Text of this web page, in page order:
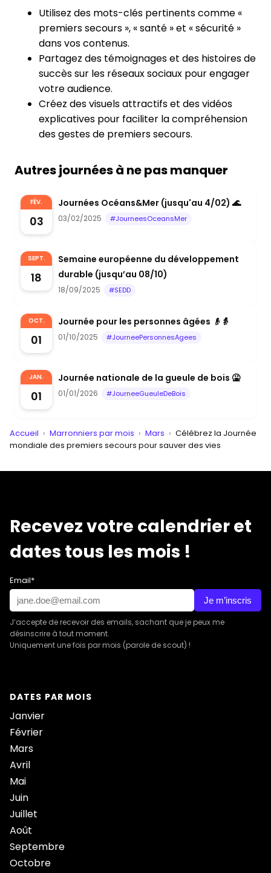
Utilisez des mots-clés pertinents comme «
premiers secours », « santé » et « sécurité »
dans vos contenus.
Partagez des témoignages et des histoires de
succès sur les réseaux sociaux pour engager
votre audience.
Créez des visuels attractifs et des vidéos
explicatives pour faciliter la compréhension
des gestes de premiers secours.
Autres journées à ne pas manquer
FÉV.
03
Journées Océans&Mer (jusqu'au 4/02) 🌊
03/02/2025 #JourneesOceansMer
SEPT.
18
Semaine européenne du développement
durable (jusqu’au 08/10)
18/09/2025 #SEDD
OCT.
01
Journée pour les personnes âgées 👴👵
01/10/2025 #JourneePersonnesAgees
JAN.
01
Journée nationale de la gueule de bois 🤮
01/01/2026 #JourneeGueuleDeBois
Accueil › Marronniers par mois › Mars › Célébrez la Journée
mondiale des premiers secours pour sauver des vies
Recevez votre calendrier et
dates tous les mois !
Email*
Je m’inscris
J’accepte de recevoir des emails, sachant que je peux me
désinscrire à tout moment.
Uniquement une fois par mois (parole de scout) !
DATES PAR MOIS
Janvier
Février
Mars
Avril
Mai
Juin
Juillet
Août
Septembre
Octobre